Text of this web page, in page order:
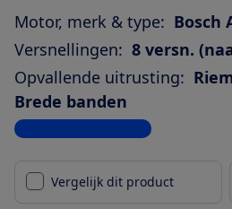
Motor, merk & type: Bosch
Versnellingen: 8 versn.
Opvallende uitrusting:
Brede banden
Bekijk alle specificaties
Vergelijk dit product